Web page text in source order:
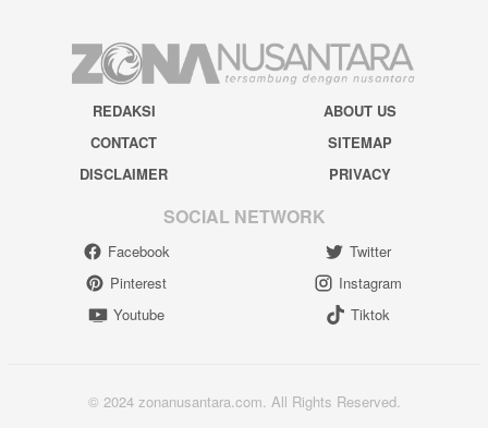
REDAKSI
ABOUT US
CONTACT
SITEMAP
DISCLAIMER
PRIVACY
SOCIAL NETWORK
Facebook
Twitter
Pinterest
Instagram
Youtube
Tiktok
© 2024 zonanusantara.com. All Rights Reserved.